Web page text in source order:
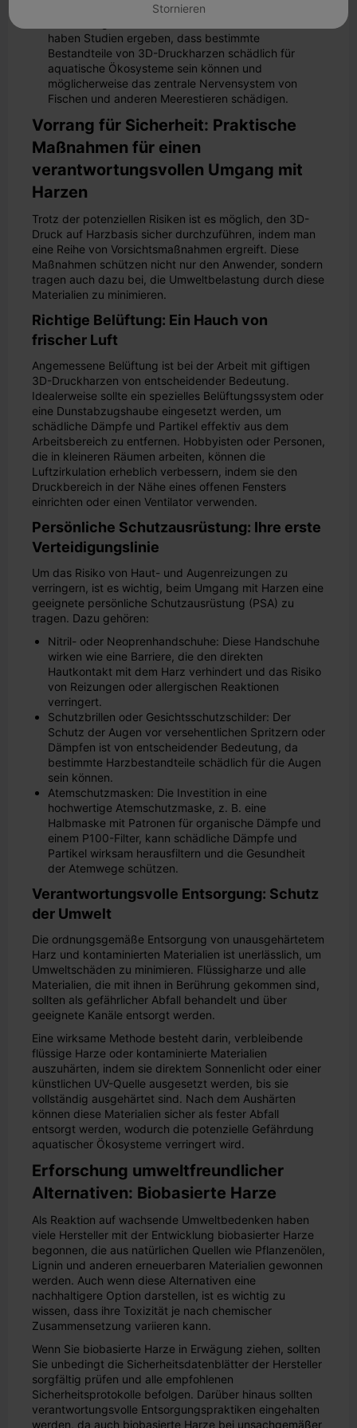
Asthma in Verbindung gebracht.
haben Studien ergeben, dass bestimmte
Bestandteile von 3D-Druckharzen schädlich für
aquatische Ökosysteme sein können und
möglicherweise das zentrale Nervensystem von
Fischen und anderen Meerestieren schädigen.
Vorrang für Sicherheit: Praktische
Maßnahmen für einen
verantwortungsvollen Umgang mit
Harzen
Trotz der potenziellen Risiken ist es möglich, den 3D-
Druck auf Harzbasis sicher durchzuführen, indem man
eine Reihe von Vorsichtsmaßnahmen ergreift. Diese
Maßnahmen schützen nicht nur den Anwender, sondern
tragen auch dazu bei, die Umweltbelastung durch diese
Materialien zu minimieren.
Richtige Belüftung: Ein Hauch von
frischer Luft
Angemessene Belüftung ist bei der Arbeit mit giftigen
3D-Druckharzen von entscheidender Bedeutung.
Idealerweise sollte ein spezielles Belüftungssystem oder
eine Dunstabzugshaube eingesetzt werden, um
schädliche Dämpfe und Partikel effektiv aus dem
Arbeitsbereich zu entfernen. Hobbyisten oder Personen,
die in kleineren Räumen arbeiten, können die
Luftzirkulation erheblich verbessern, indem sie den
Druckbereich in der Nähe eines offenen Fensters
einrichten oder einen Ventilator verwenden.
Persönliche Schutzausrüstung: Ihre erste
Verteidigungslinie
Um das Risiko von Haut- und Augenreizungen zu
verringern, ist es wichtig, beim Umgang mit Harzen eine
geeignete persönliche Schutzausrüstung (PSA) zu
tragen. Dazu gehören:
Nitril- oder Neoprenhandschuhe: Diese Handschuhe
wirken wie eine Barriere, die den direkten
Hautkontakt mit dem Harz verhindert und das Risiko
von Reizungen oder allergischen Reaktionen
verringert.
Schutzbrillen oder Gesichtsschutzschilder: Der
Schutz der Augen vor versehentlichen Spritzern oder
Dämpfen ist von entscheidender Bedeutung, da
bestimmte Harzbestandteile schädlich für die Augen
sein können.
Atemschutzmasken: Die Investition in eine
hochwertige Atemschutzmaske, z. B. eine
Halbmaske mit Patronen für organische Dämpfe und
einem P100-Filter, kann schädliche Dämpfe und
Partikel wirksam herausfiltern und die Gesundheit
der Atemwege schützen.
Verantwortungsvolle Entsorgung: Schutz
der Umwelt
Die ordnungsgemäße Entsorgung von unausgehärtetem
Harz und kontaminierten Materialien ist unerlässlich, um
Umweltschäden zu minimieren. Flüssigharze und alle
Materialien, die mit ihnen in Berührung gekommen sind,
sollten als gefährlicher Abfall behandelt und über
geeignete Kanäle entsorgt werden.
Eine wirksame Methode besteht darin, verbleibende
flüssige Harze oder kontaminierte Materialien
auszuhärten, indem sie direktem Sonnenlicht oder einer
künstlichen UV-Quelle ausgesetzt werden, bis sie
vollständig ausgehärtet sind. Nach dem Aushärten
können diese Materialien sicher als fester Abfall
entsorgt werden, wodurch die potenzielle Gefährdung
aquatischer Ökosysteme verringert wird.
Erforschung umweltfreundlicher
Alternativen: Biobasierte Harze
Als Reaktion auf wachsende Umweltbedenken haben
viele Hersteller mit der Entwicklung biobasierter Harze
begonnen, die aus natürlichen Quellen wie Pflanzenölen,
Lignin und anderen erneuerbaren Materialien gewonnen
werden. Auch wenn diese Alternativen eine
nachhaltigere Option darstellen, ist es wichtig zu
wissen, dass ihre Toxizität je nach chemischer
Zusammensetzung variieren kann.
Wenn Sie biobasierte Harze in Erwägung ziehen, sollten
Sie unbedingt die Sicherheitsdatenblätter der Hersteller
sorgfältig prüfen und alle empfohlenen
Sicherheitsprotokolle befolgen. Darüber hinaus sollten
verantwortungsvolle Entsorgungspraktiken eingehalten
werden, da auch biobasierte Harze bei unsachgemäßer
Stornieren